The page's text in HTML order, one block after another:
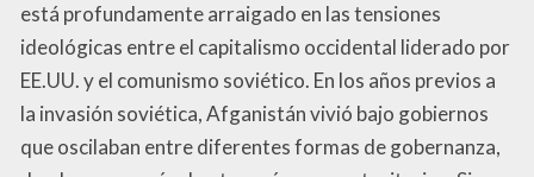
está profundamente arraigado en las tensiones
ideológicas entre el capitalismo occidental liderado por
EE.UU. y el comunismo soviético. En los años previos a
la invasión soviética, Afganistán vivió bajo gobiernos
que oscilaban entre diferentes formas de gobernanza,